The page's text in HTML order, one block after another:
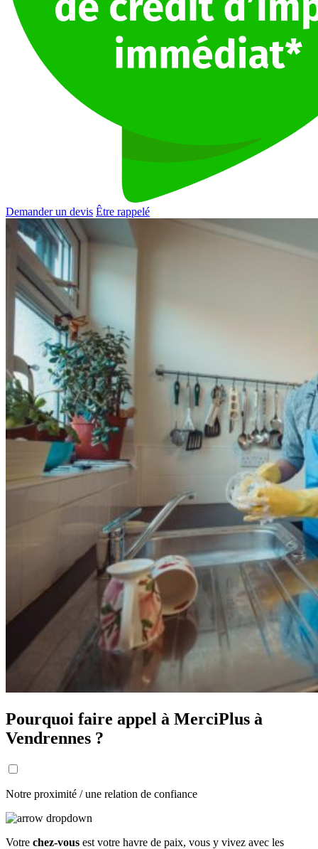
Demander un devis Être rappelé
Pourquoi faire appel à MerciPlus à
Vendrennes ?
Notre proximité / une relation de confiance
Votre chez-vous est votre havre de paix, vous y vivez avec les